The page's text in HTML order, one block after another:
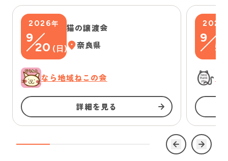
2026年
9
20 ( 日)
猫の譲渡会
奈良県
なら地域ねこの会
詳細を見る
2026
9
5